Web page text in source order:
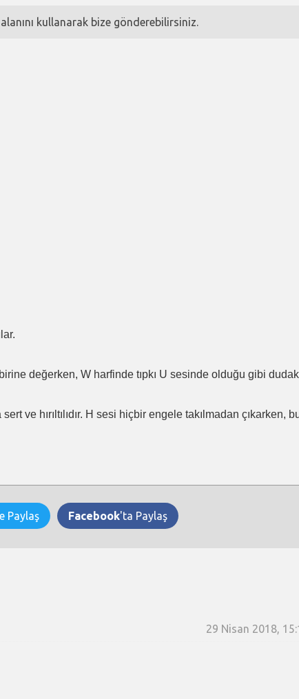
kullanarak bize gönderebilirsiniz.
değerken, W harfinde tıpkı U sesinde olduğu gibi
ve hırıltılıdır. H sesi hiçbir engele takılmadan çıkarken,
Paylaş Facebook'ta Paylaş
29 Nisan 2018,